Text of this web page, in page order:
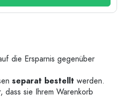
die Ersparnis gegenüber
separat bestellt werden.
sie Ihrem Warenkorb